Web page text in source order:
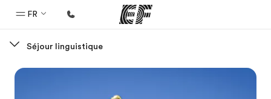
FR
Bienvenue chez EF
Séjour linguistique